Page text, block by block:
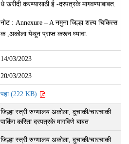
धे खरीदी करण्यासाठी ई -दरपत्रके मागवण्याबाबत.
नोट : Annexure – A नमुना जिल्हा शल्य चिकित्स
क ,अकोला येथून प्राप्त करून घ्यावा.
14/03/2023
20/03/2023
पहा (222 KB)
जिल्हा स्त्री रुग्णालय अकोला, दुचाकी/चारचाकी
पार्किंग करिता दरपत्रके मागविणे बाबत
जिल्हा स्त्री रुग्णालय अकोला, दुचाकी/चारचाकी